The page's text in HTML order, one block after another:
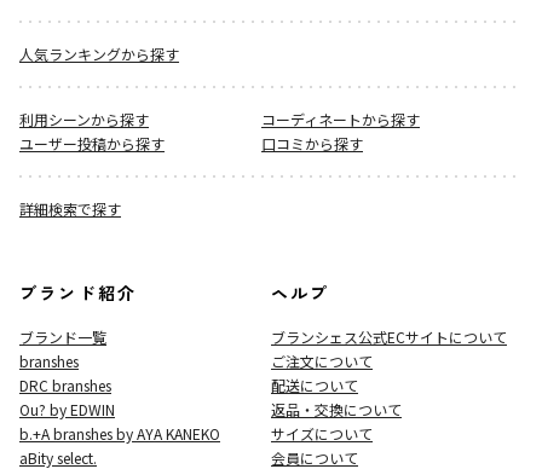
人気ランキングから探す
利用シーンから探す
コーディネートから探す
ユーザー投稿から探す
口コミから探す
詳細検索で探す
ブランド紹介
ブランド一覧
branshes
DRC branshes
Ou? by EDWIN
b.+A branshes by AYA KANEKO
aBity select.
ヘルプ
ブランシェス公式ECサイトについて
ご注文について
配送について
返品・交換について
サイズについて
会員について